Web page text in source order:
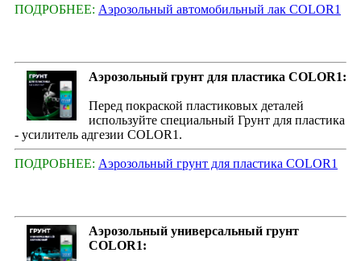
ПОДРОБНЕЕ: Аэрозольный автомобильный лак COLOR1
Аэрозольный грунт для пластика COLOR1:
Перед покраской пластиковых деталей
используйте специальный Грунт для пластика
- усилитель адгезии COLOR1.
ПОДРОБНЕЕ: Аэрозольный грунт для пластика COLOR1
Аэрозольный универсальный грунт
COLOR1: